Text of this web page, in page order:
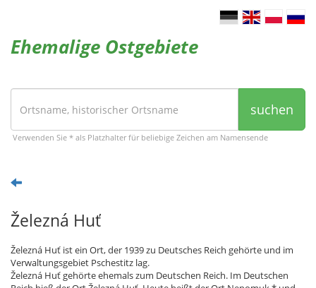
Ehemalige Ostgebiete
suchen
Verwenden Sie * als Platzhalter für beliebige Zeichen am Namensende
Železná Huť
Železná Huť ist ein Ort, der 1939 zu Deutsches Reich gehörte und im
Verwaltungsgebiet Pschestitz lag.
Železná Huť gehörte ehemals zum Deutschen Reich. Im Deutschen